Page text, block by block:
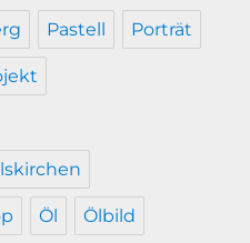
Pastell Porträt
Öl Ölbild